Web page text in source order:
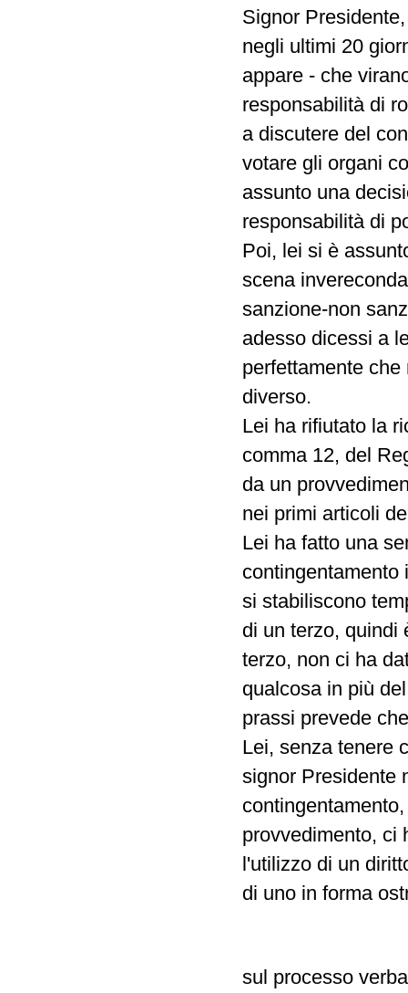
Signor
negli ultimi 20
appare - che
responsabilità di
a discutere del
votare gli organi
assunto una
responsabilità di
Poi, lei si è
scena
sanzione-non
adesso dicessi a
perfettamente
diverso.
Lei ha rifiutato la
comma 12, del
da un
nei primi articoli
Lei ha fatto una
contingentamento
si stabiliscono
di un terzo, quindi
terzo, non ci ha
qualcosa in più
prassi prevede
Lei, senza tenere
signor Presidente
provvedimento, ci
l'utilizzo di un
di uno in forma
sul processo